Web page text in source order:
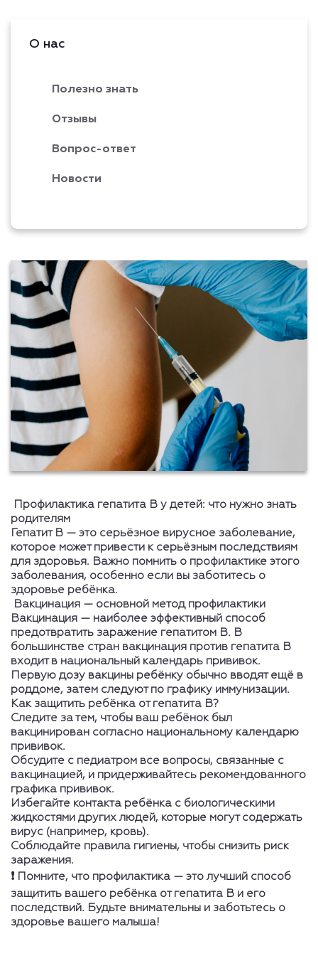
О нас
Полезно знать
Отзывы
Вопрос-ответ
Новости
Профилактика гепатита B у детей: что нужно знать
родителям
Гепатит B — это серьёзное вирусное заболевание,
которое может привести к серьёзным последствиям
для здоровья. Важно помнить о профилактике этого
заболевания, особенно если вы заботитесь о
здоровье ребёнка.
Вакцинация — основной метод профилактики
Вакцинация — наиболее эффективный способ
предотвратить заражение гепатитом B. В
большинстве стран вакцинация против гепатита B
входит в национальный календарь прививок.
Первую дозу вакцины ребёнку обычно вводят ещё в
роддоме, затем следуют по графику иммунизации.
Как защитить ребёнка от гепатита B?
Следите за тем, чтобы ваш ребёнок был
вакцинирован согласно национальному календарю
прививок.
Обсудите с педиатром все вопросы, связанные с
вакцинацией, и придерживайтесь рекомендованного
графика прививок.
Избегайте контакта ребёнка с биологическими
жидкостями других людей, которые могут содержать
вирус (например, кровь).
Соблюдайте правила гигиены, чтобы снизить риск
заражения.
❗ Помните, что профилактика — это лучший способ
защитить вашего ребёнка от гепатита B и его
последствий. Будьте внимательны и заботьтесь о
здоровье вашего малыша!